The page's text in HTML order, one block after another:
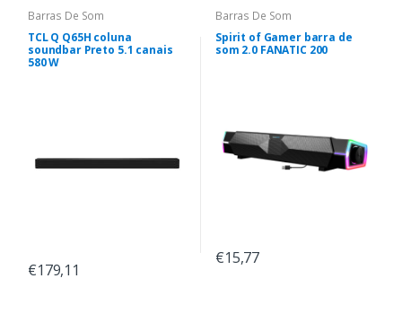
Barras De Som
TCL Q Q65H coluna
soundbar Preto 5.1 canais
580 W
€179,11
Barras De Som
Spirit of Gamer barra de
som 2.0 FANATIC 200
€15,77